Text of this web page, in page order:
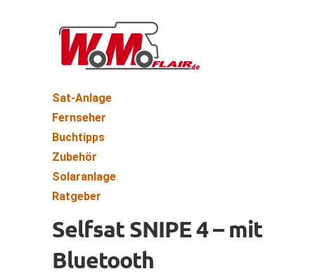
Sat-Anlage
Fernseher
Buchtipps
Zubehör
Solaranlage
Ratgeber
Selfsat SNIPE 4 – mit
Bluetooth